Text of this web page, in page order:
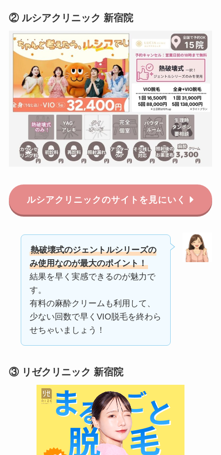
② ルシアクリニック 新宿院
ルシアクリニックのサイトを見にいく
熱破壊式のジェントルシリーズの
み使用なのが最大のポイント！
結果を早く実感できるのが魅力で
す。
有料の麻酔クリームも利用して、
少ない回数で早くVIO脱毛を終わら
せちゃいましょう！
③ リゼクリニック 新宿院